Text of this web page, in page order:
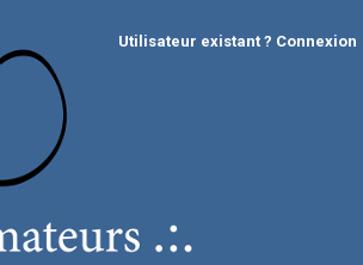
Utilisateur existant ? Connexion